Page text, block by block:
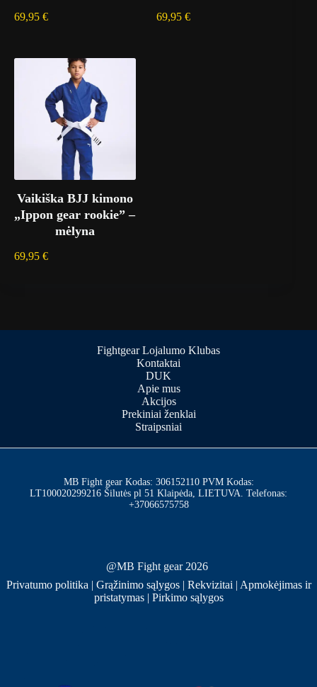
69,95 € 69,95 €
Vaikiška BJJ kimono
„Ippon gear rookie” –
mėlyna
69,95 €
Fightgear Lojalumo Klubas
Kontaktai
DUK
Apie mus
Akcijos
Prekiniai ženklai
Straipsniai
MB Fight gear Kodas: 306152110 PVM Kodas:
LT100020299216 Šilutės pl 51 Klaipėda, LIETUVA. Telefonas:
+37066575758
@MB Fight gear 2026
Privatumo politika | Grąžinimo sąlygos | Rekvizitai | Apmokėjimas ir
pristatymas| Pirkimo sąlygos